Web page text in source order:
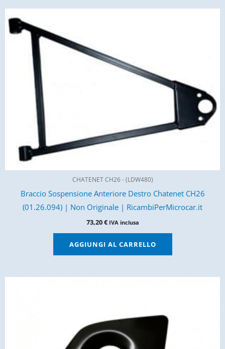
CHATENET CH26 - (LDW480)
Braccio Sospensione Anteriore Destro Chatenet CH26
(01.26.094) | Non Originale | RicambiPerMicrocar.it
73,20€ IVA inclusa
AGGIUNGI AL CARRELLO